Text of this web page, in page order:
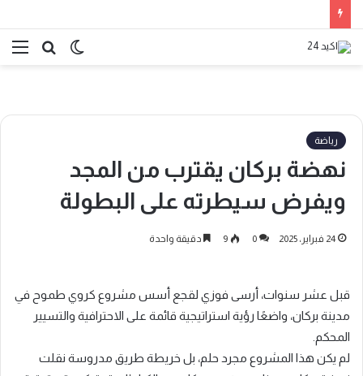
بحث
الوضع
رياضة
نهضة بركان يقترب من المجد
ويفرض سيطرته على البطولة
24 فبراير، 2025 0
9 دقيقة واحدة
قبل عشر سنوات، أرسى فوزي لقجع أسس مشروع كروي طموح في
مدينة بركان، واضعًا رؤية استراتيجية قائمة على الاحترافية والتسيير
المحكم.
لم يكن هذا المشروع مجرد حلم، بل خريطة طريق مدروسة نقلت